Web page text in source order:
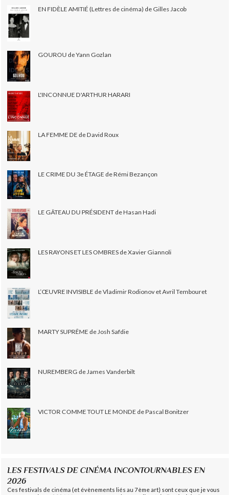
EN FIDÈLE AMITIÉ (Lettres de cinéma) de Gilles Jacob
GOUROU de Yann Gozlan
L'INCONNUE D'ARTHUR HARARI
LA FEMME DE de David Roux
LE CRIME DU 3e ÉTAGE de Rémi Bezançon
LE GÂTEAU DU PRÉSIDENT de Hasan Hadi
LES RAYONS ET LES OMBRES de Xavier Giannoli
L’ŒUVRE INVISIBLE de Vladimir Rodionov et Avril Tembouret
MARTY SUPRÊME de Josh Safdie
NUREMBERG de James Vanderbilt
VICTOR COMME TOUT LE MONDE de Pascal Bonitzer
LES FESTIVALS DE CINÉMA INCONTOURNABLES EN
2026
Ces festivals de cinéma (et évènements liés au 7ème art) sont ceux que je vous